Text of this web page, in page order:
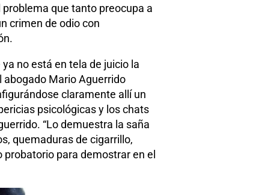
que tanto preocupa a
crimen de odio con
no está en tela de juicio la
abogado Mario Aguerrido
claramente allí un
psicológicas y los chats
“Lo demuestra la saña
quemaduras de cigarrillo,
probatorio para demostrar en el